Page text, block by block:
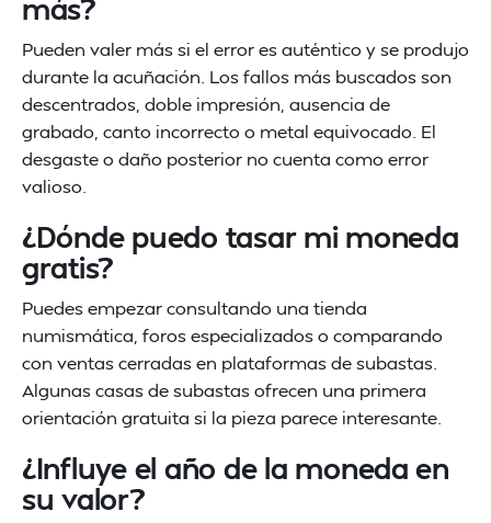
más?
Pueden valer más si el error es auténtico y se produjo
durante la acuñación. Los fallos más buscados son
descentrados, doble impresión, ausencia de
grabado, canto incorrecto o metal equivocado. El
desgaste o daño posterior no cuenta como error
valioso.
¿Dónde puedo tasar mi moneda
gratis?
Puedes empezar consultando una tienda
numismática, foros especializados o comparando
con ventas cerradas en plataformas de subastas.
Algunas casas de subastas ofrecen una primera
orientación gratuita si la pieza parece interesante.
¿Influye el año de la moneda en
su valor?